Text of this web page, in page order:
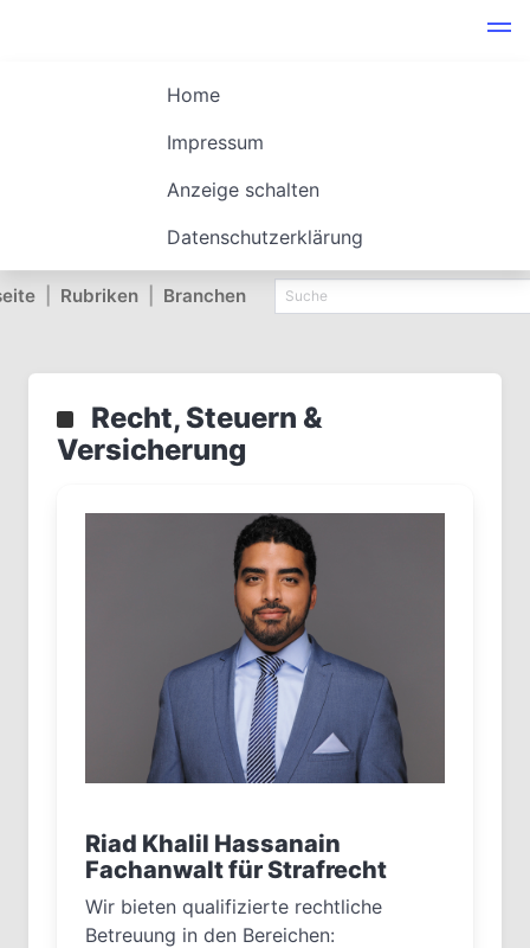
Home
Impressum
Anzeige schalten
Datenschutzerklärung
Rubriken Branchen
Recht, Steuern &
Versicherung
Riad Khalil Hassanain
Fachanwalt für Strafrecht
Wir bieten qualifizierte rechtliche
Betreuung in den Bereichen: